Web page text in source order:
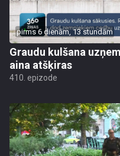
pirms 6 dienām, 13 stundām
Graudu kulšana
aina atšķiras
410. epizode